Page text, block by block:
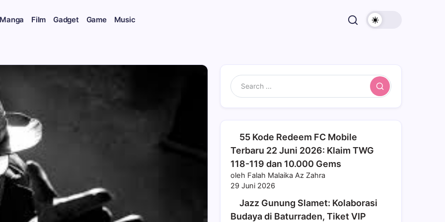
Film Gadget Game Music
Search
55 Kode Redeem FC Mobile
Terbaru 22 Juni 2026: Klaim TWG
118-119 dan 10.000 Gems
oleh Falah Malaika Az Zahra
29 Juni 2026
Jazz Gunung Slamet: Kolaborasi
Budaya di Baturraden, Tiket VIP